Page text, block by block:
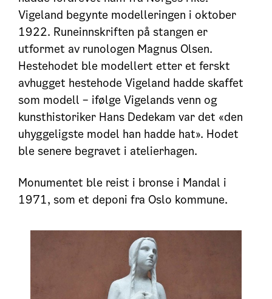
Vigeland begynte modelleringen i oktober
1922. Runeinnskriften på stangen er
utformet av runologen Magnus Olsen.
Hestehodet ble modellert etter et ferskt
avhugget hestehode Vigeland hadde skaffet
som modell – ifølge Vigelands venn og
kunsthistoriker Hans Dedekam var det «den
uhyggeligste model han hadde hat». Hodet
ble senere begravet i atelierhagen.
Monumentet ble reist i bronse i Mandal i
1971, som et deponi fra Oslo kommune.